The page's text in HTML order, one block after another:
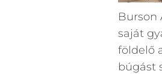
Burson
saját
földelő
búgást